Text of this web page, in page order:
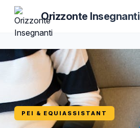
Orizzonte Insegnanti
PEI & EQUIASSISTANT